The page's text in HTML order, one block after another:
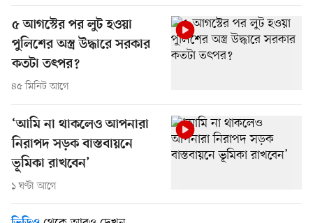
৫ আগস্টের পর লুট হওয়া
পুলিশের অস্ত্র উদ্ধারে সরকার
কতটা তৎপর?
৪৫ মিনিট আগে
‘আমি না থাকলেও আপনারা
নিরাপদ সড়ক বাস্তবায়নে
ভূমিকা রাখবেন’
১ ঘণ্টা আগে